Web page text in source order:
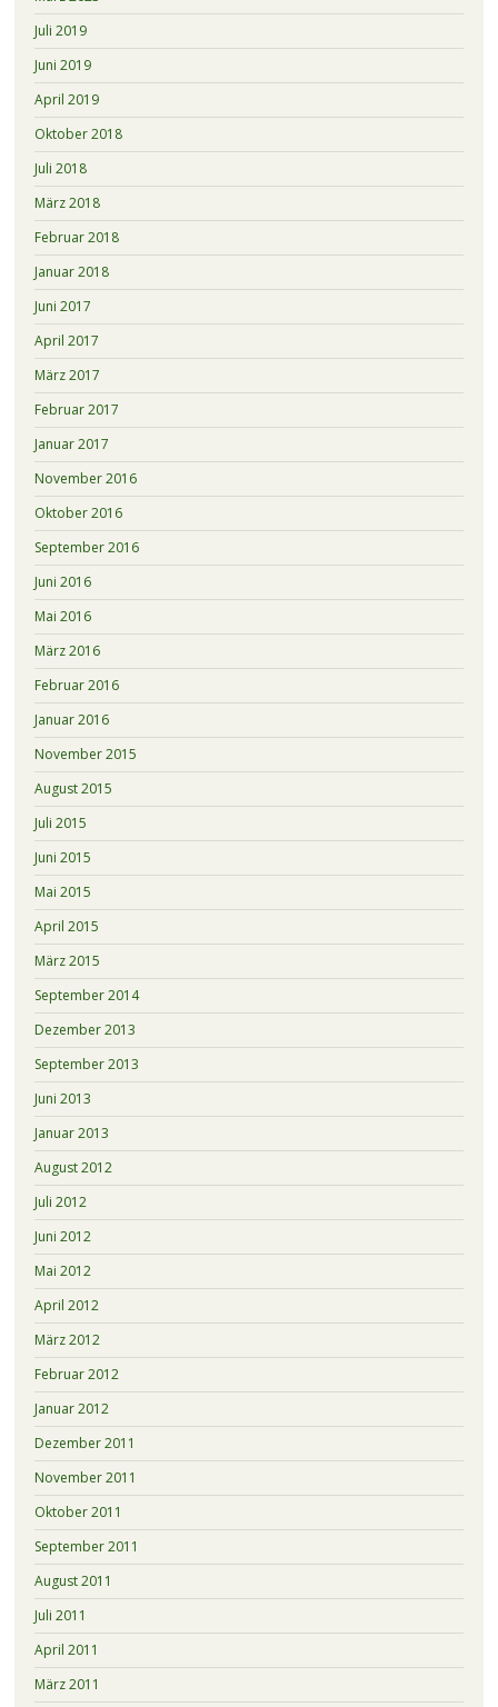
Juli 2019
Juni 2019
April 2019
Oktober 2018
Juli 2018
März 2018
Februar 2018
Januar 2018
Juni 2017
April 2017
März 2017
Februar 2017
Januar 2017
November 2016
Oktober 2016
September 2016
Juni 2016
Mai 2016
März 2016
Februar 2016
Januar 2016
November 2015
August 2015
Juli 2015
Juni 2015
Mai 2015
April 2015
März 2015
September 2014
Dezember 2013
September 2013
Juni 2013
Januar 2013
August 2012
Juli 2012
Juni 2012
Mai 2012
April 2012
März 2012
Februar 2012
Januar 2012
Dezember 2011
November 2011
Oktober 2011
September 2011
August 2011
Juli 2011
April 2011
März 2011